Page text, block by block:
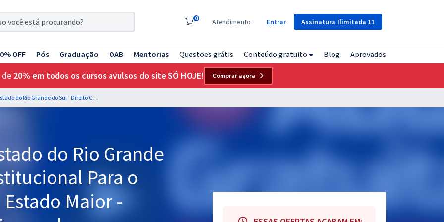
Assinatura Ilimitada 11
0 Atendimento Entrar
OFF Pós Graduação OAB Mentorias Questões grátis Conteúdo gratuito Blog Aprovados
de 20% em todos os cursos avulsos do site SÓ HOJE! Comprar agora
Brigada Militar do Estado do Rio Grande do Sul - Direito Constitucional Para o Cargo de Oficiais do Estado Maior - Professor Aragonê Fernandes
do Rio Grande
Para o
Maior -